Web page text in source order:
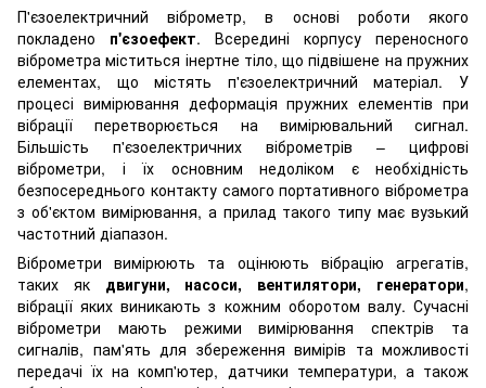
П'єзоелектричний віброметр, в основі роботи якого
покладено п'єзоефект. Всередині корпусу переносного
віброметра міститься інертне тіло, що підвішене на пружних
елементах, що містять п'єзоелектричний матеріал. У
процесі вимірювання деформація пружних елементів при
вібрації перетворюється на вимірювальний сигнал.
Більшість п'єзоелектричних віброметрів – цифрові
віброметри, і їх основним недоліком є ​​необхідність
безпосереднього контакту самого портативного віброметра
з об'єктом вимірювання, а прилад такого типу має вузький
частотний діапазон.
Віброметри вимірюють та оцінюють вібрацію агрегатів,
таких як двигуни, насоси, вентилятори, генератори,
вібрації яких виникають з кожним оборотом валу. Сучасні
віброметри мають режими вимірювання спектрів та
сигналів, пам'ять для збереження вимірів та можливості
передачі їх на комп'ютер, датчики температури, а також